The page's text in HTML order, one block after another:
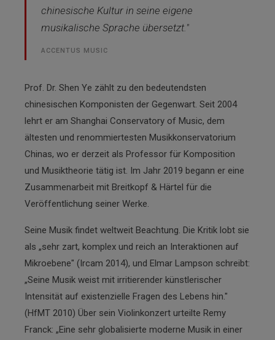
chinesische Kultur in seine eigene
musikalische Sprache übersetzt."
ACCENTUS MUSIC
Prof. Dr. Shen Ye zählt zu den bedeutendsten
chinesischen Komponisten der Gegenwart. Seit 2004
lehrt er am Shanghai Conservatory of Music, dem
ältesten und renommiertesten Musikkonservatorium
Chinas, wo er derzeit als Professor für Komposition
und Musiktheorie tätig ist. Im Jahr 2019 begann er eine
Zusammenarbeit mit Breitkopf & Härtel für die
Veröffentlichung seiner Werke.
Seine Musik findet weltweit Beachtung. Die Kritik lobt sie
als „sehr zart, komplex und reich an Interaktionen auf
Mikroebene" (Ircam 2014), und Elmar Lampson schreibt:
„Seine Musik weist mit irritierender künstlerischer
Intensität auf existenzielle Fragen des Lebens hin."
(HfMT 2010) Über sein Violinkonzert urteilte Remy
Franck: „Eine sehr globalisierte moderne Musik in einer